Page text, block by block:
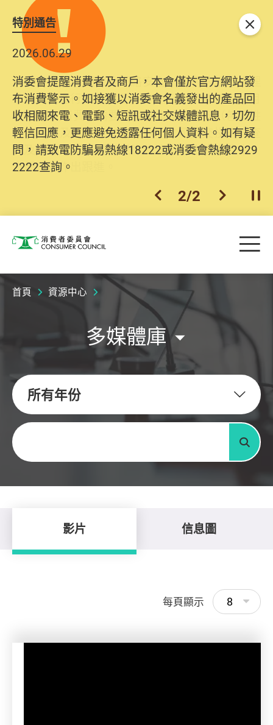
特別通告
2026.06.29
消委會提醒消費者及商戶，本會僅於官方網站發
布消費警示。如接獲以消委會名義發出的產品回
收相關來電、電郵、短訊或社交媒體訊息，切勿
輕信回應，更應避免透露任何個人資料。如有疑
問，請致電防騙易熱線18222或消委會熱線2929
2222查詢。
2025.10.31
為提升使用者體驗及網絡安全，本會的投訴處理
系統已經進行升級及推出新功能。由2025年11月
10日起，消費者需要提供基本聯絡資料（包括姓
名、電郵及電話）註冊帳戶，才可提交投訴、查
詢及建議。所有提交紀錄將清晰整合於帳戶中，
方便日後作出跟進。
上一個
2/2 下一個開
關閉
消費者委員會 目
首頁 資源中心
多媒體庫
所有年份
關鍵字
搜尋
影片 信息圖
每頁顯示 8